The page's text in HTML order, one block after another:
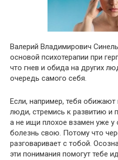
Валерий Владимирович
основой психотерапии при
что гнев и обида на других
очередь самого себя.
Если, например, тебя
люди, стремись к развитию и
а не ищи плохое взамен уже
болезнь свою. Потому что
разговаривает с тобой.
эти понимания помогут тебе